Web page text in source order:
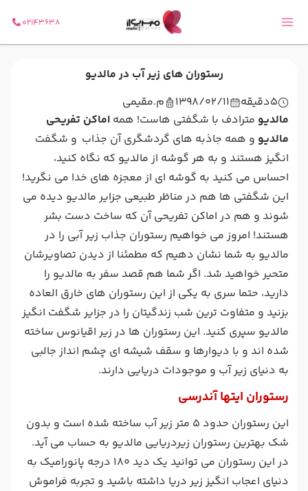
02143638
رستوران های زیر آب در مالدیو
5دقیقه 1398/02/11
م.مقیمی
مالدیو مترادف با شگفتی هاست! همه اماکن تفریحی
مالدیو و همه جاذبه های گردشگری آن جذاب و شگفت
انگیز هستند و به هر گوشه از مالدیو که نگاه کنید،
احساس می کنید به گوشه ای از معجزه های خدا می نگرید!
این شگفتی ها هم در مناظر طبیعی جزایر مالدیو دیده می
شوند و هم در اماکن تفریحی آن که ساخت دست بشر
هستند! امروز می خواهیم رستوران جذاب زیر آبی را در
مالدیو به شما نشان دهیم که مطمئنا از دیدن تصاویرشان
متحیر خواهید شد. اگر شما هم قصد سفر به مالدیو را
دارید، حتما سری به یکی از این رستوران های خارق العاده
بزنید و متفاوت ترین شب زندگیتان را در جزایر شگفت انگیز
مالدیو سپری کنید. این رستوران ها در زیر اقیانوس ساخته
شده اند و با دیوارها و سقف شیشه ای چشم انداز جالبی
به دنیای زیر آب و موجودات دریایی دارند.
رستوران ایتها آندرسی
این رستوران حدود 5 متر زیر آب ساخته شده است و بدون
شک بهترین رستوران زیردریایی مالدیو به حساب می آید.
در این رستوران می توانید یک دید 180 درجه پانورامیک به
دنیای اعجاب انگیز زیر دریا داشته باشید و تجربه فراموش